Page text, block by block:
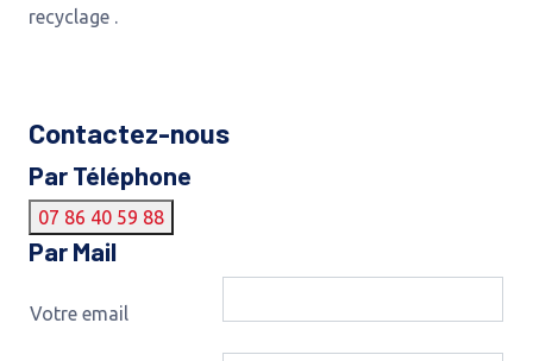
recyclage .
Contactez-nous
Par Téléphone
07 86 40 59 88
Par Mail
Votre email